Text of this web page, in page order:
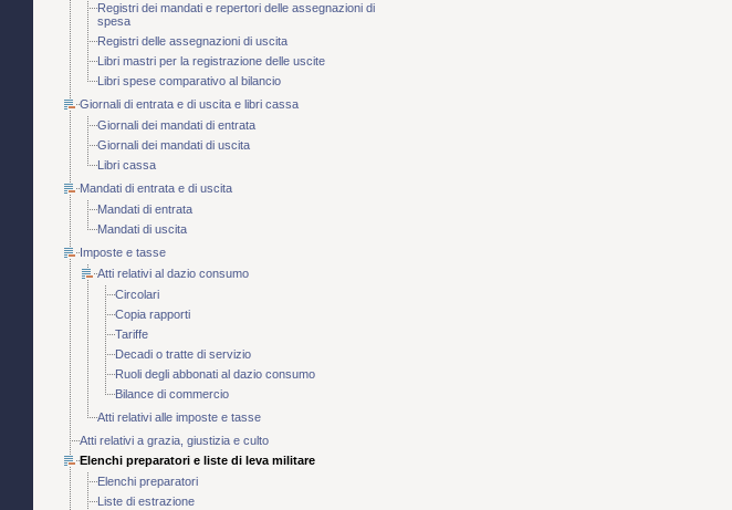
Registri dei mandati e repertori delle assegnazioni di
spesa
Registri delle assegnazioni di uscita
Libri mastri per la registrazione delle uscite
Libri spese comparativo al bilancio
Giornali di entrata e di uscita e libri cassa
Giornali dei mandati di entrata
Giornali dei mandati di uscita
Libri cassa
Mandati di entrata e di uscita
Mandati di entrata
Mandati di uscita
Imposte e tasse
Atti relativi al dazio consumo
Circolari
Copia rapporti
Tariffe
Decadi o tratte di servizio
Ruoli degli abbonati al dazio consumo
Bilance di commercio
Atti relativi alle imposte e tasse
Atti relativi a grazia, giustizia e culto
Elenchi preparatori e liste di leva militare
Elenchi preparatori
Liste di estrazione